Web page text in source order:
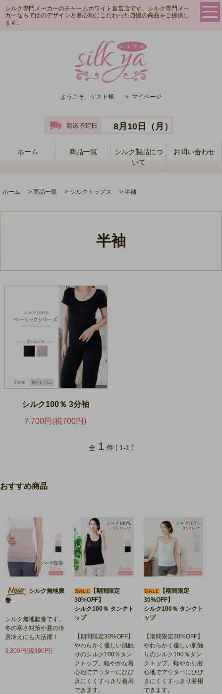
シルク専門メーカーのチャームホワイト直営店です。シルク専門メー
カーならではのデザインと着心地にこだわった自慢の商品をご提供し
ます。
ようこそ、ゲスト様 マイページ
8月10日（月）
ホーム 商品一覧
シルク製品につ
いて
お問い合わせ
ホーム > 商品一覧 > シルクトップス > 半袖
半袖
シルク100％ 3分袖
7,700円(税700円)
全 1 件 [ 1-1 ]
おすすめ商品
シルク無地腹
巻
シルク無地腹巻です。
冬の寒さ対策や夏の冷
房冷えにも大活躍！
3,300円(税300円)
【期間限定
30%OFF】
シルク100％ タンクト
ップ
【期間限定30%OFF】
やわらかく優しい肌触
りのシルク100％タン
クトップ。軽やかな着
心地でアウターにひび
きにくくすっきり着用
できます。
【期間限定
30%OFF】
シルク100％ タンクト
ップ
【期間限定30%OFF】
やわらかく優しい肌触
りのシルク100％タン
クトップ。軽やかな着
心地でアウターにひび
きにくくすっきり着用
できます。